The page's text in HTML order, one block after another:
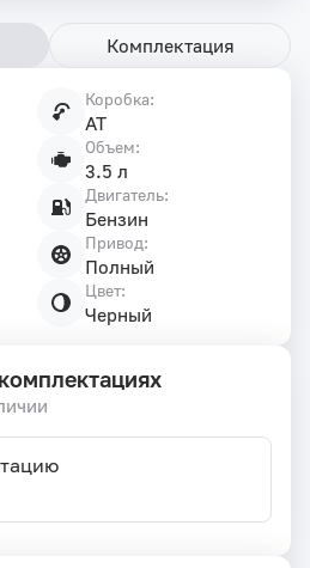
Комплектация
Коробка:
AT
Объем:
3.5 л
Двигатель:
Бензин
Привод:
Полный
Цвет:
Черный